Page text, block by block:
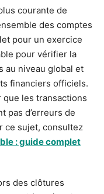
courante de
des comptes
pour un exercice
pour vérifier la
au niveau global et
financiers officiels.
les transactions
pas d’erreurs de
ce sujet, consultez
: guide complet
des clôtures